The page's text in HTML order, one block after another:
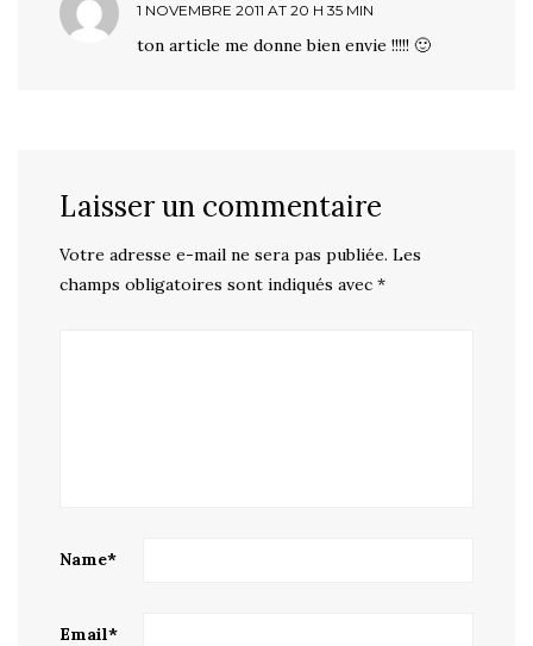
1 NOVEMBRE 2011 AT 20 H 35 MIN
ton article me donne bien envie !!!!! 🙂
Laisser un commentaire
Votre adresse e-mail ne sera pas publiée. Les
champs obligatoires sont indiqués avec *
Name*
Email*